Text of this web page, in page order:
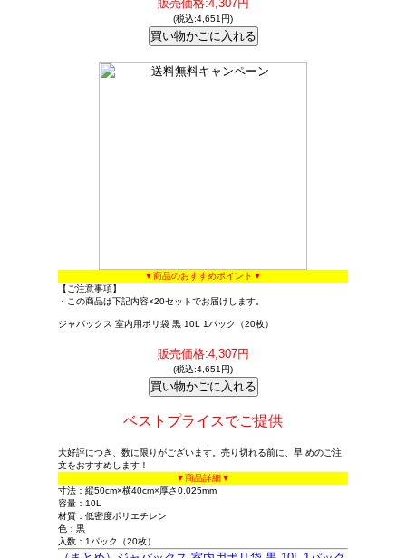
販売価格:4,307円
(税込:4,651円)
▼商品のおすすめポイント▼
【ご注意事項】
・この商品は下記内容×20セットでお届けします。
ジャパックス 室内用ポリ袋 黒 10L 1パック（20枚）
販売価格:4,307円
(税込:4,651円)
ベストプライスでご提供
大好評につき、数に限りがございます。売り切れる前に、早 めのご注
文をおすすめします！
▼商品詳細▼
寸法：縦50cm×横40cm×厚さ0.025mm
容量：10L
材質：低密度ポリエチレン
色：黒
入数：1パック（20枚）